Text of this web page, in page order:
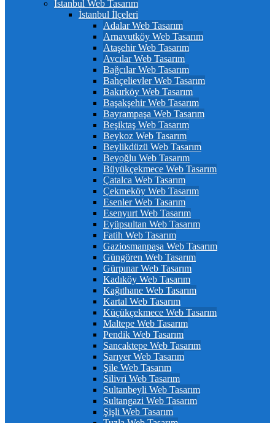
İstanbul Web Tasarım
İstanbul İlçeleri
Adalar Web Tasarım
Arnavutköy Web Tasarım
Ataşehir Web Tasarım
Avcılar Web Tasarım
Bağcılar Web Tasarım
Bahçelievler Web Tasarım
Bakırköy Web Tasarım
Başakşehir Web Tasarım
Bayrampaşa Web Tasarım
Beşiktaş Web Tasarım
Beykoz Web Tasarım
Beylikdüzü Web Tasarım
Beyoğlu Web Tasarım
Büyükçekmece Web Tasarım
Çatalca Web Tasarım
Çekmeköy Web Tasarım
Esenler Web Tasarım
Esenyurt Web Tasarım
Eyüpsultan Web Tasarım
Fatih Web Tasarım
Gaziosmanpaşa Web Tasarım
Güngören Web Tasarım
Gürpınar Web Tasarım
Kadıköy Web Tasarım
Kağıthane Web Tasarım
Kartal Web Tasarım
Küçükçekmece Web Tasarım
Maltepe Web Tasarım
Pendik Web Tasarım
Sancaktepe Web Tasarım
Sarıyer Web Tasarım
Şile Web Tasarım
Silivri Web Tasarım
Sultanbeyli Web Tasarım
Sultangazi Web Tasarım
Şişli Web Tasarım